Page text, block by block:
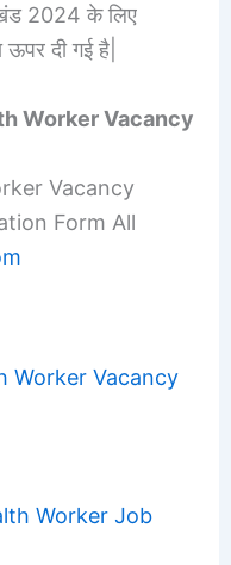
2024 के लिए
दी गई है|
Worker Vacancy
Vacancy
Form All
Worker Vacancy
Worker Job